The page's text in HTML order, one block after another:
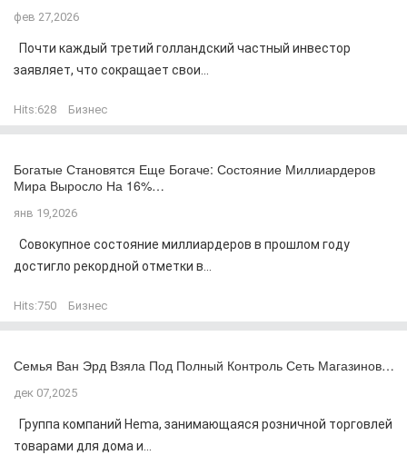
фев 27,2026
Почти каждый третий голландский частный инвестор
заявляет, что сокращает свои...
Hits:628 Бизнес
Богатые Становятся Еще Богаче: Состояние Миллиардеров
Мира Выросло На 16%…
янв 19,2026
Совокупное состояние миллиардеров в прошлом году
достигло рекордной отметки в...
Hits:750 Бизнес
Семья Ван Эрд Взяла Под Полный Контроль Сеть Магазинов…
дек 07,2025
Группа компаний Hema, занимающаяся розничной торговлей
товарами для дома и...